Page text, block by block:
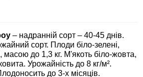
– надранній сорт – 40-45 днів.
сорт. Плоди біло-зелені,
масою до 1,3 кг. М'якоть біло-жовта,
Урожайність до 8 кг/м².
до 3-х місяців.
и садовых муравьев
комаров, москитов,